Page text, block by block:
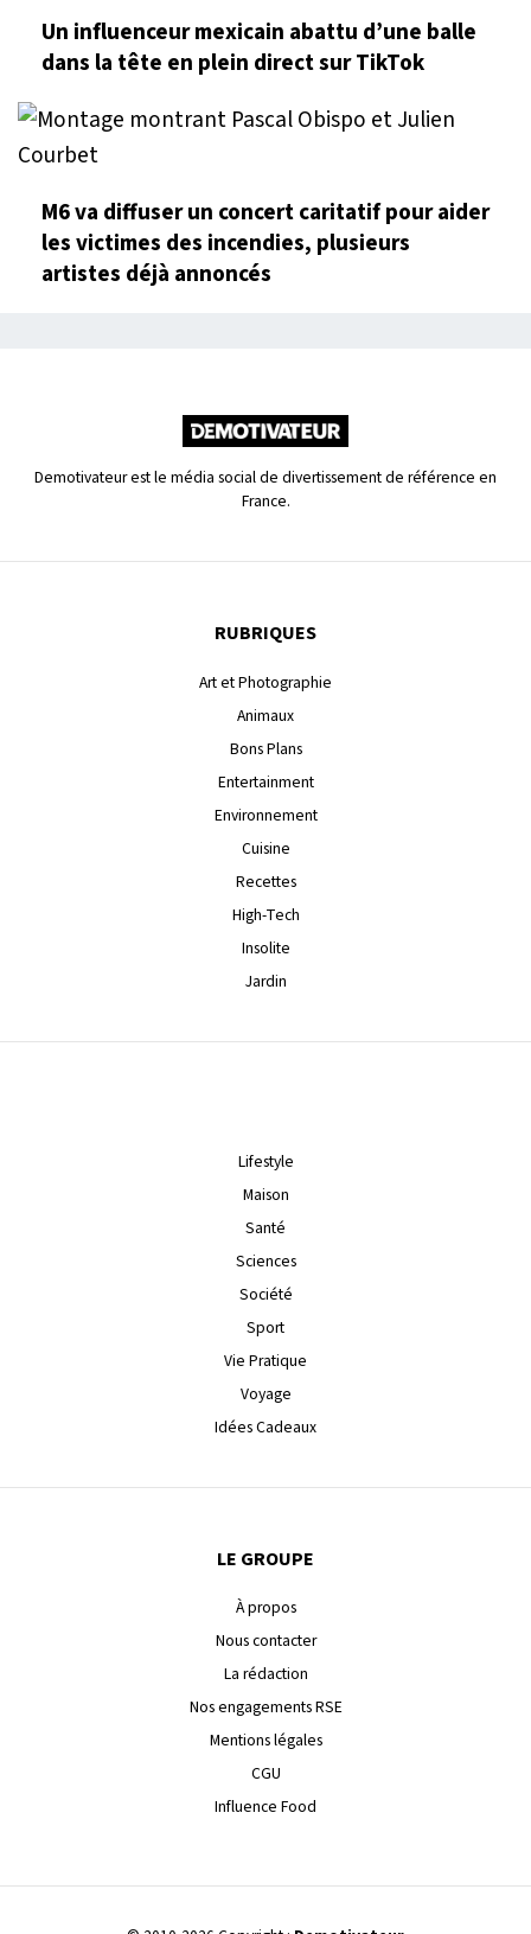
Un influenceur mexicain abattu d’une balle
dans la tête en plein direct sur TikTok
M6 va diffuser un concert caritatif pour aider
les victimes des incendies, plusieurs
artistes déjà annoncés
Demotivateur est le média social de divertissement de référence en
France.
RUBRIQUES
Art et Photographie
Animaux
Bons Plans
Entertainment
Environnement
Cuisine
Recettes
High-Tech
Insolite
Jardin
Lifestyle
Maison
Santé
Sciences
Société
Sport
Vie Pratique
Voyage
Idées Cadeaux
LE GROUPE
À propos
Nous contacter
La rédaction
Nos engagements RSE
Mentions légales
CGU
Influence Food